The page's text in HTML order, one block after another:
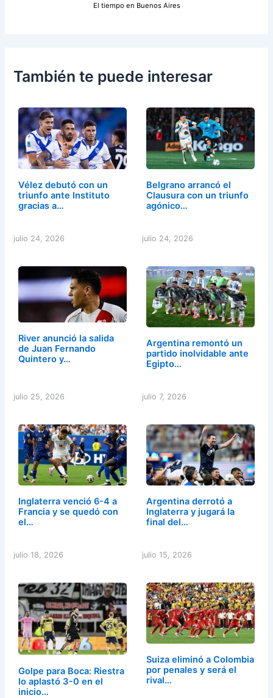
El tiempo en Buenos Aires
También te puede interesar
Vélez debutó con un
triunfo ante Instituto
gracias a…
julio 24, 2026
Belgrano arrancó el
Clausura con un triunfo
agónico…
julio 24, 2026
River anunció la salida
de Juan Fernando
Quintero y…
julio 25, 2026
Argentina remontó un
partido inolvidable ante
Egipto…
julio 7, 2026
Inglaterra venció 6-4 a
Francia y se quedó con
el…
julio 18, 2026
Argentina derrotó a
Inglaterra y jugará la
final del…
julio 15, 2026
Golpe para Boca: Riestra
lo aplastó 3-0 en el
inicio…
Suiza eliminó a Colombia
por penales y será el
rival…